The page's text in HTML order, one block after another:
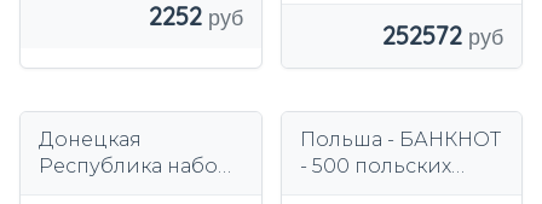
2252
252572
Донецкая
Республика набор
Польша - БАНКНОТ
- 500 польских